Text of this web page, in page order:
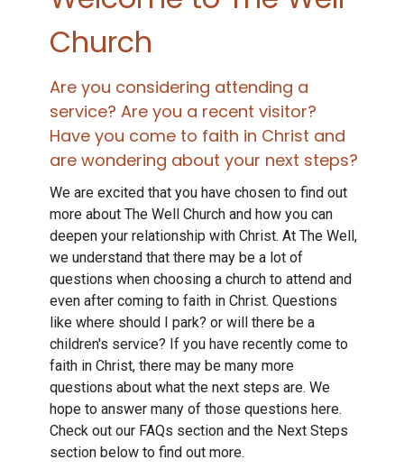
Church
Are you considering attending a
service? Are you a recent visitor?
Have you come to faith in Christ and
are wondering about your next steps?
We are excited that you have chosen to find out
more about The Well Church and how you can
deepen your relationship with Christ. At The Well,
we understand that there may be a lot of
questions when choosing a church to attend and
even after coming to faith in Christ. Questions
like where should I park? or will there be a
children's service? If you have recently come to
faith in Christ, there may be many more
questions about what the next steps are. We
hope to answer many of those questions here.
Check out our FAQs section and the Next Steps
section below to find out more.